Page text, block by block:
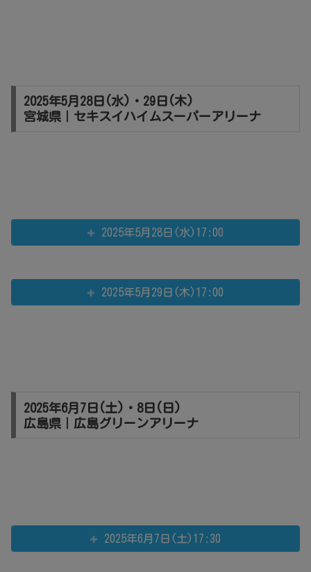
2025年5月28日(水)・29日(木)
宮城県｜セキスイハイムスーパーアリーナ
2025年5月28日(水)17:00
2025年5月29日(木)17:00
2025年6月7日(土)・8日(日)
広島県｜広島グリーンアリーナ
2025年6月7日(土)17:30